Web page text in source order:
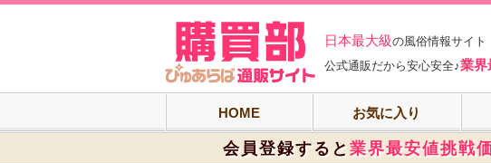
日本最大級の風俗情報サイト
公式通販だから安心安全♪業界
HOME お気に入り
会員登録すると 業界最安値挑戦